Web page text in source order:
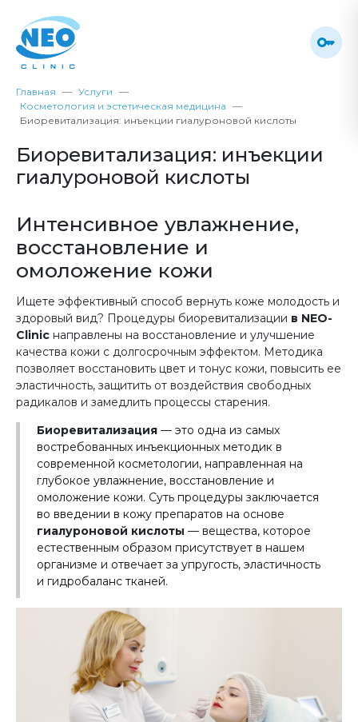
Главная
Услуги
Косметология и эстетическая медицина
Биоревитализация: инъекции гиалуроновой кислоты
Биоревитализация: инъекции
гиалуроновой кислоты
Интенсивное увлажнение,
восстановление и
омоложение кожи
Ищете эффективный способ вернуть коже молодость и
здоровый вид? Процедуры биоревитализации в NEO-
Clinic направлены на восстановление и улучшение
качества кожи с долгосрочным эффектом. Методика
позволяет восстановить цвет и тонус кожи, повысить ее
эластичность, защитить от воздействия свободных
радикалов и замедлить процессы старения.
Биоревитализация — это одна из самых
востребованных инъекционных методик в
современной косметологии, направленная на
глубокое увлажнение, восстановление и
омоложение кожи. Суть процедуры заключается
во введении в кожу препаратов на основе
гиалуроновой кислоты — вещества, которое
естественным образом присутствует в нашем
организме и отвечает за упругость, эластичность
и гидробаланс тканей.